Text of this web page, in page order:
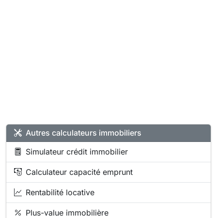
Autres calculateurs immobiliers
Simulateur crédit immobilier
Calculateur capacité emprunt
Rentabilité locative
Plus-value immobilière